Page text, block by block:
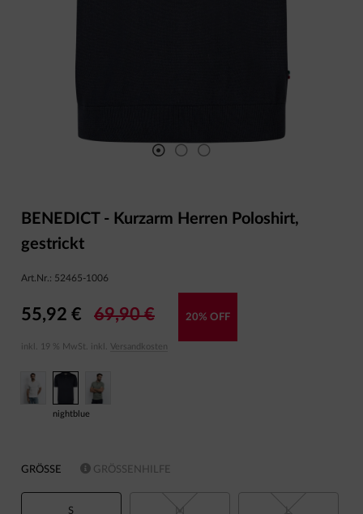
BENEDICT - Kurzarm Herren Poloshirt,
gestrickt
Art.Nr.: 52465-1006
55,92 € 69,90 € 20% OFF
inkl. 19 % MwSt. inkl. Versandkosten
nightblue
GRÖSSE GRÖSSENHILFE
S